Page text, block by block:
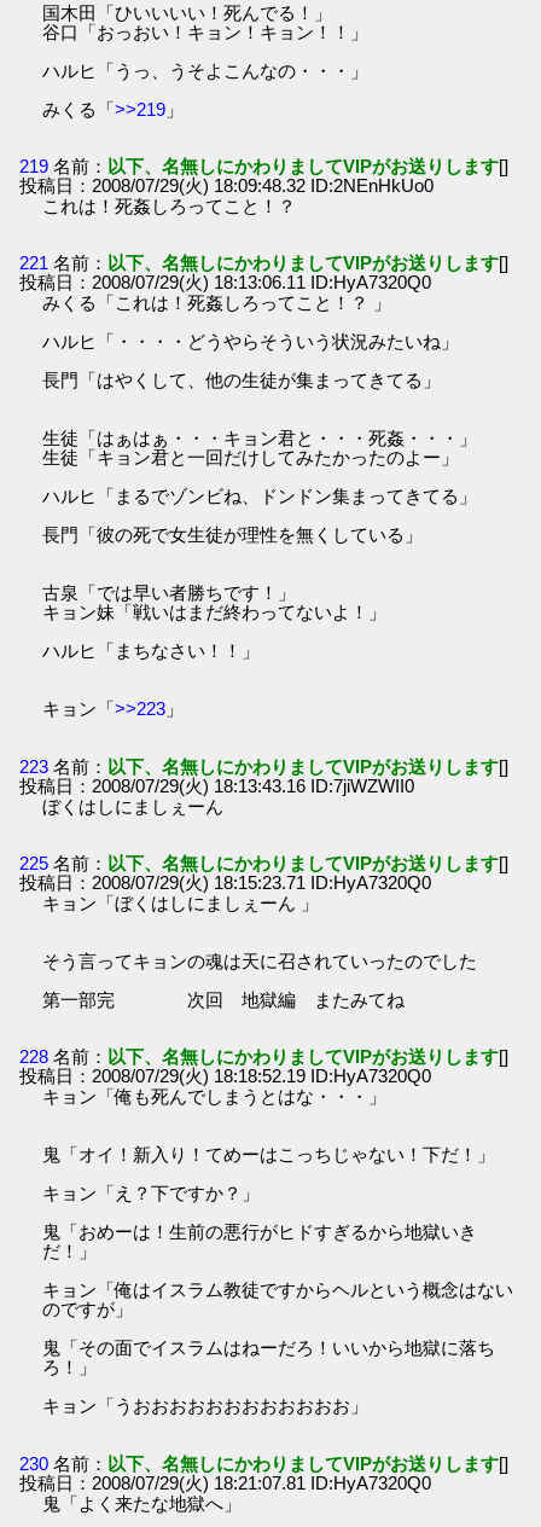
国木田「ひいいいい！死んでる！」
谷口「おっおい！キョン！キョン！！」
ハルヒ「うっ、うそよこんなの・・・」
みくる「>>219 」
219 名前： 以下、名無しにかわりましてVIPがお送りします[]
投稿日：2008/07/29(火) 18:09:48.32 ID:2NEnHkUo0
これは！死姦しろってこと！？
221 名前： 以下、名無しにかわりましてVIPがお送りします[]
投稿日：2008/07/29(火) 18:13:06.11 ID:HyA7320Q0
みくる「これは！死姦しろってこと！？ 」
ハルヒ「・・・・どうやらそういう状況みたいね」
長門「はやくして、他の生徒が集まってきてる」
生徒「はぁはぁ・・・キョン君と・・・死姦・・・」
生徒「キョン君と一回だけしてみたかったのよー」
ハルヒ「まるでゾンビね、ドンドン集まってきてる」
長門「彼の死で女生徒が理性を無くしている」
古泉「では早い者勝ちです！」
キョン妹「戦いはまだ終わってないよ！」
ハルヒ「まちなさい！！」
キョン「>>223 」
223 名前： 以下、名無しにかわりましてVIPがお送りします[]
投稿日：2008/07/29(火) 18:13:43.16 ID:7jiWZWII0
ぼくはしにましぇーん
225 名前： 以下、名無しにかわりましてVIPがお送りします[]
投稿日：2008/07/29(火) 18:15:23.71 ID:HyA7320Q0
キョン「ぼくはしにましぇーん 」
そう言ってキョンの魂は天に召されていったのでした
第一部完 次回 地獄編 またみてね
228 名前： 以下、名無しにかわりましてVIPがお送りします[]
投稿日：2008/07/29(火) 18:18:52.19 ID:HyA7320Q0
キョン「俺も死んでしまうとはな・・・」
鬼「オイ！新入り！てめーはこっちじゃない！下だ！」
キョン「え？下ですか？」
鬼「おめーは！生前の悪行がヒドすぎるから地獄いき
だ！」
キョン「俺はイスラム教徒ですからヘルという概念はない
のですが」
鬼「その面でイスラムはねーだろ！いいから地獄に落ち
ろ！」
キョン「うおおおおおおおおおおおお」
230 名前： 以下、名無しにかわりましてVIPがお送りします[]
投稿日：2008/07/29(火) 18:21:07.81 ID:HyA7320Q0
鬼「よく来たな地獄へ」